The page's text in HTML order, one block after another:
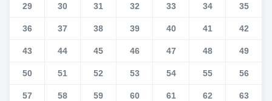
29 30 31 32 33 34 35
36 37 38 39 40 41 42
43 44 45 46 47 48 49
50 51 52 53 54 55 56
57 58 59 60 61 62 63